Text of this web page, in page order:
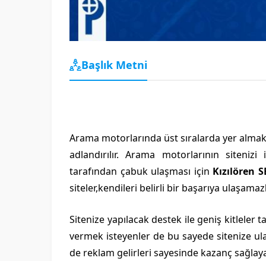
Başlık Metni
Arama motorlarında üst sıralarda yer
adlandırılır. Arama motorlarının
tarafından çabuk ulaşması için Kızılören
siteler,kendileri belirli bir başarıya
Sitenize yapılacak destek ile geniş kitleler
vermek isteyenler de bu sayede sitenize
de reklam gelirleri sayesinde kazanç